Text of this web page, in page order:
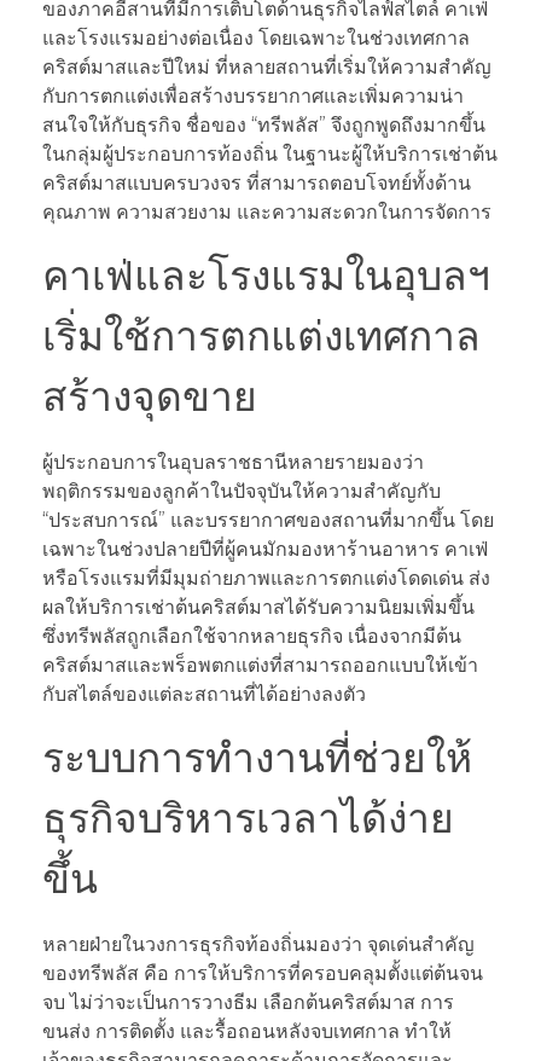
ของภาคอีสานที่มีการเติบโตด้านธุรกิจไลฟ์สไตล์ คาเฟ่
และโรงแรมอย่างต่อเนื่อง โดยเฉพาะในช่วงเทศกาล
คริสต์มาสและปีใหม่ ที่หลายสถานที่เริ่มให้ความสำคัญ
กับการตกแต่งเพื่อสร้างบรรยากาศและเพิ่มความน่า
สนใจให้กับธุรกิจ ชื่อของ “ทรีพลัส” จึงถูกพูดถึงมากขึ้น
ในกลุ่มผู้ประกอบการท้องถิ่น ในฐานะผู้ให้บริการเช่าต้น
คริสต์มาสแบบครบวงจร ที่สามารถตอบโจทย์ทั้งด้าน
คุณภาพ ความสวยงาม และความสะดวกในการจัดการ
คาเฟ่และโรงแรมในอุบลฯ
เริ่มใช้การตกแต่งเทศกาล
สร้างจุดขาย
ผู้ประกอบการในอุบลราชธานีหลายรายมองว่า
พฤติกรรมของลูกค้าในปัจจุบันให้ความสำคัญกับ
“ประสบการณ์” และบรรยากาศของสถานที่มากขึ้น โดย
เฉพาะในช่วงปลายปีที่ผู้คนมักมองหาร้านอาหาร คาเฟ่
หรือโรงแรมที่มีมุมถ่ายภาพและการตกแต่งโดดเด่น ส่ง
ผลให้บริการเช่าต้นคริสต์มาสได้รับความนิยมเพิ่มขึ้น
ซึ่งทรีพลัสถูกเลือกใช้จากหลายธุรกิจ เนื่องจากมีต้น
คริสต์มาสและพร็อพตกแต่งที่สามารถออกแบบให้เข้า
กับสไตล์ของแต่ละสถานที่ได้อย่างลงตัว
ระบบการทำงานที่ช่วยให้
ธุรกิจบริหารเวลาได้ง่าย
ขึ้น
หลายฝ่ายในวงการธุรกิจท้องถิ่นมองว่า จุดเด่นสำคัญ
ของทรีพลัส คือ การให้บริการที่ครอบคลุมตั้งแต่ต้นจน
จบ ไม่ว่าจะเป็นการวางธีม เลือกต้นคริสต์มาส การ
ขนส่ง การติดตั้ง และรื้อถอนหลังจบเทศกาล ทำให้